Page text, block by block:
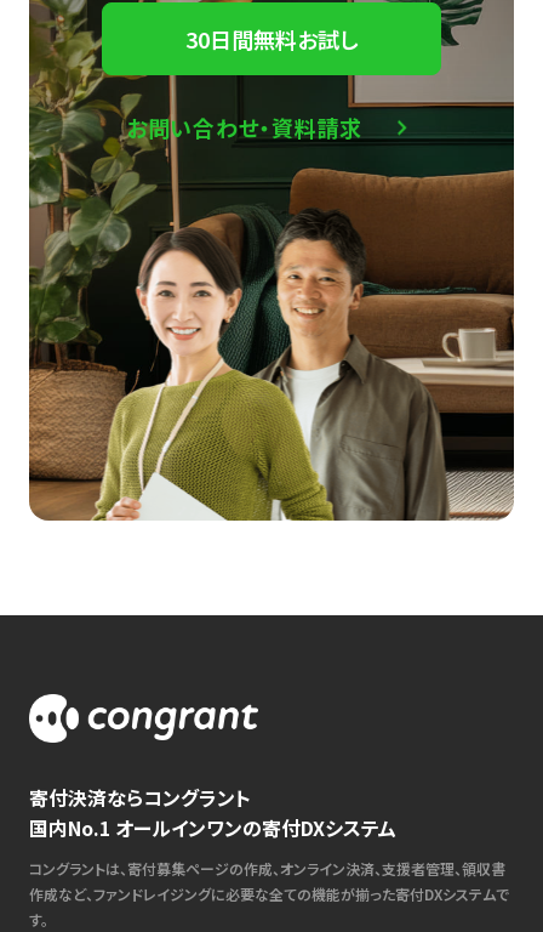
30日間無料お試し
お問い合わせ・資料請求
寄付決済ならコングラント
国内No.1 オールインワンの寄付DXシステム
コングラントは、寄付募集ページの作成、オンライン決済、支援者管理、領収書
作成など、ファンドレイジングに必要な全ての機能が揃った寄付DXシステムで
す。